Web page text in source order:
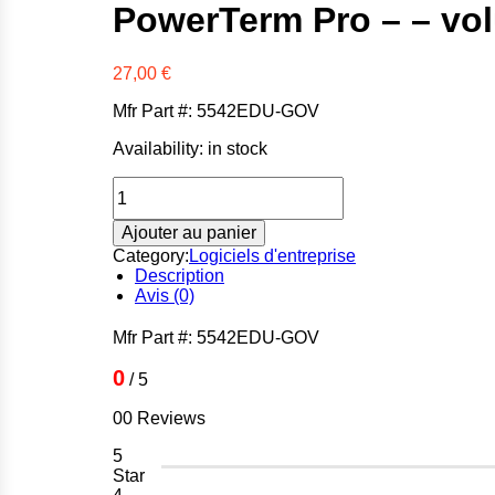
PowerTerm Pro – –
27,00 €
Mfr Part #: 5542EDU-GOV
Availability: in stock
de
PowerTerm
Pro
-
volume
Ajouter au panier
Category: Logiciels d'entreprise
Description
Avis (0)
Mfr Part #: 5542EDU-GOV
0 / 5
00 Reviews
5
Star